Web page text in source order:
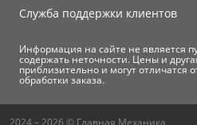
Служба поддержки клиентов
Информация на сайте не является
содержать неточности. Цены и
приблизительно и могут отличатся
обработки заказа.
2024 – 2026 © Главная Механика